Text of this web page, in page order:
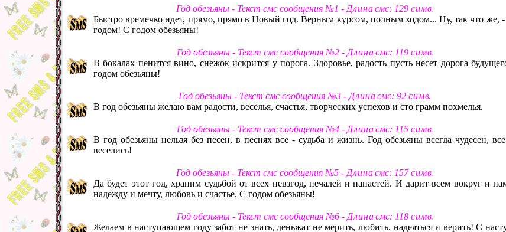
Год обезьяны - Текст смс сообщения №1 - Д л и н асмс: 129 с и м в.
Быстро времечко идет, прямо, прямо в Новый год. Верным курсом, полным ходом... Ну, так что же,
годом! С годом обезьяны!
Год обезьяны - Текст смс сообщения №2 - Д л и н асмс: 119 с и м в.
В бокалах пенится вино, снежок искрится у порога. Здоровье, радость пусть несет дорога
годом обезьяны!
Год обезьяны - Текст смс сообщения №3 - Д л и н асмс: 92 с и м в.
В год обезьяны желаю вам радости, веселья, счастья, творческих успехов и сто грамм похмелья.
Год обезьяны - Текст смс сообщения №4 - Д л и н асмс: 115 с и м в.
В год обезьяны нельзя без песен, в песнях все - судьба и жизнь. Год обезьяны всегда чудесен,
веселись!
Год обезьяны - Текст смс сообщения №5 - Д л и н асмс: 157с и м в.
Да будет этот год, храним судьбой от всех невзгод, печалей и напастей. И дарит всем вокруг и
надежду и мечту, любовь и счастье. С годом обезьяны!
Год обезьяны - Текст смс сообщения №6 - Д л и н асмс: 118 с и м в.
Желаем в наступающем году забот не знать, деньжат не мерить, любить, надеяться и верить! С